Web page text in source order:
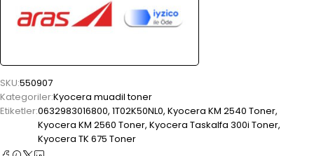
SKU:550907
Kategoriler:Kyocera muadil toner
Etiketler:0632983016800, 1T02K50NL0, Kyocera KM 2540 Toner,
Kyocera KM 2560 Toner, Kyocera Taskalfa 300i Toner,
Kyocera TK 675 Toner